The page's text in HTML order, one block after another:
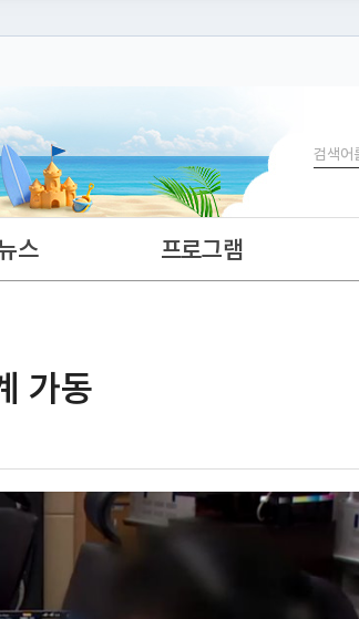
에서 도메인 주소를 확인해 보세요
검색
스 프로그램
가동